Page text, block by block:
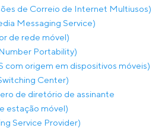
de Correio de Internet Multiusos)
Messaging Service)
de rede móvel)
Portability)
com origem em dispositivos móveis)
Center)
de diretório de assinante
estação móvel)
Service Provider)